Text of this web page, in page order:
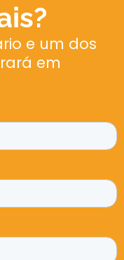
e um dos
em